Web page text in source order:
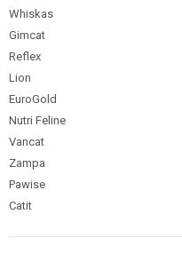
Whiskas
Gimcat
Reflex
Lion
EuroGold
Nutri Feline
Vancat
Zampa
Pawise
Catit